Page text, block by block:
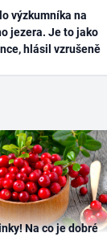
výzkumníka na
jezera. Je to jako
hlásil vzrušeně
Na co je dobré